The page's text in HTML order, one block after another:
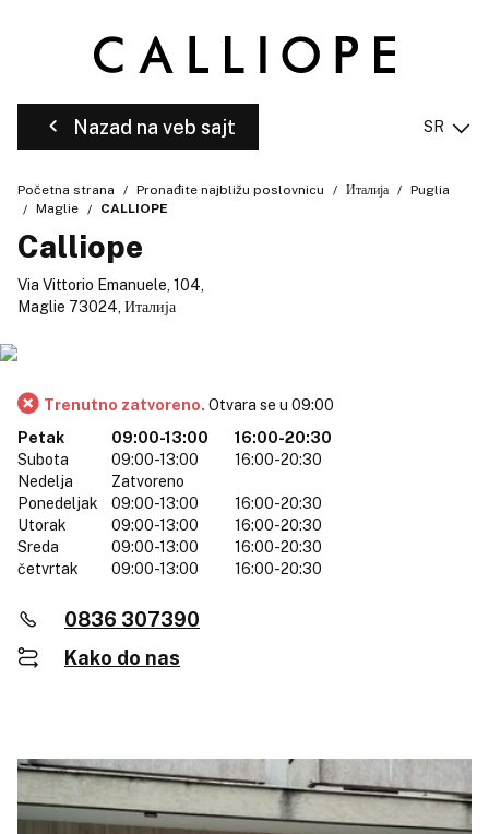
Nazad na veb sajt SR
Početna strana Pronađite najbližu poslovnicu Италија
Puglia
Maglie
CALLIOPE
Calliope
Via Vittorio Emanuele, 104,
Maglie 73024, Италија
Trenutno zatvoreno. Otvara se u 09:00
Petak
09:00-13:00
16:00-20:30
Subota
09:00-13:00
16:00-20:30
Nedelja
Zatvoreno
Ponedeljak
09:00-13:00
16:00-20:30
Utorak
09:00-13:00
16:00-20:30
Sreda
09:00-13:00
16:00-20:30
četvrtak
09:00-13:00 16:00-20:30
0836 307390
Kako do nas